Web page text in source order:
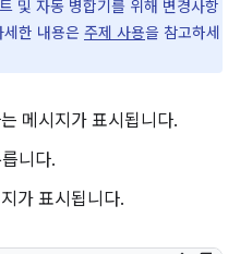
및 자동 병합기를 위해 변경사항
한 내용은 주제 사용을 참고하세
메시지가 표시됩니다.
니다.
가 표시됩니다.